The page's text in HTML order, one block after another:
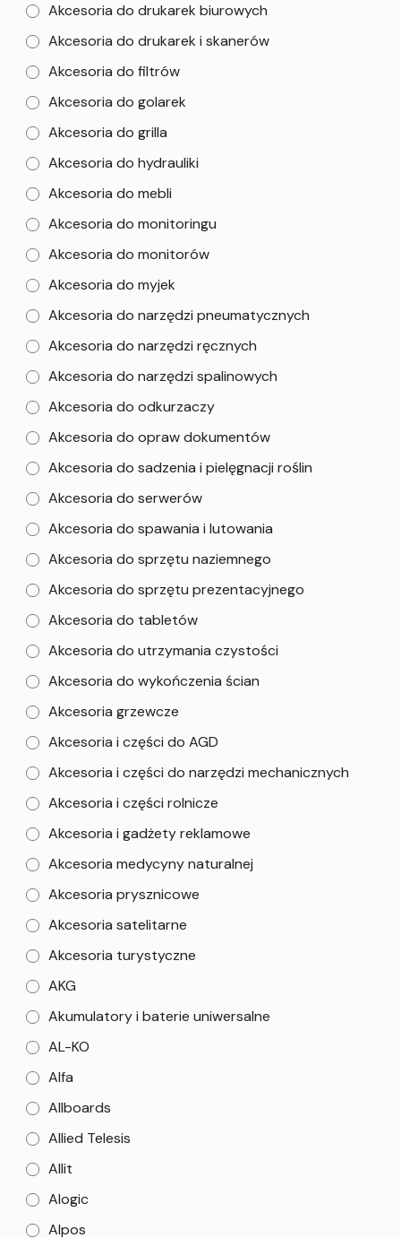
Akcesoria do drukarek biurowych
Akcesoria do drukarek i skanerów
Akcesoria do filtrów
Akcesoria do golarek
Akcesoria do grilla
Akcesoria do hydrauliki
Akcesoria do mebli
Akcesoria do monitoringu
Akcesoria do monitorów
Akcesoria do myjek
Akcesoria do narzędzi pneumatycznych
Akcesoria do narzędzi ręcznych
Akcesoria do narzędzi spalinowych
Akcesoria do odkurzaczy
Akcesoria do opraw dokumentów
Akcesoria do sadzenia i pielęgnacji roślin
Akcesoria do serwerów
Akcesoria do spawania i lutowania
Akcesoria do sprzętu naziemnego
Akcesoria do sprzętu prezentacyjnego
Akcesoria do tabletów
Akcesoria do utrzymania czystości
Akcesoria do wykończenia ścian
Akcesoria grzewcze
Akcesoria i części do AGD
Akcesoria i części do narzędzi mechanicznych
Akcesoria i części rolnicze
Akcesoria i gadżety reklamowe
Akcesoria medycyny naturalnej
Akcesoria prysznicowe
Akcesoria satelitarne
Akcesoria turystyczne
AKG
Akumulatory i baterie uniwersalne
AL-KO
Alfa
Allboards
Allied Telesis
Allit
Alogic
Alpos